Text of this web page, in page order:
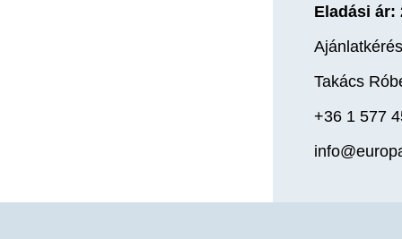
Eladási ár:
Takács
+36 1 577